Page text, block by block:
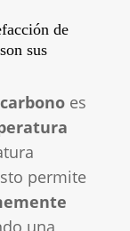
de
sus
es
permite
una